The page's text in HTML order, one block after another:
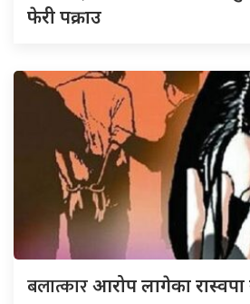
फेरी पक्राउ
बलात्कारआरोप लागेका रास्वपा